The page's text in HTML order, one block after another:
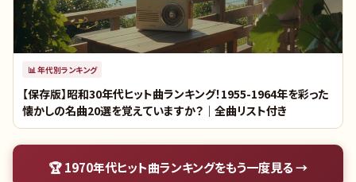
📊 年代別ランキング
【保存版】昭和30年代ヒット曲ランキング！1955-1964年を彩った
懐かしの名曲20選を覚えていますか？｜全曲リスト付き
🏆1970年代ヒット曲ランキングをもう一度見る →